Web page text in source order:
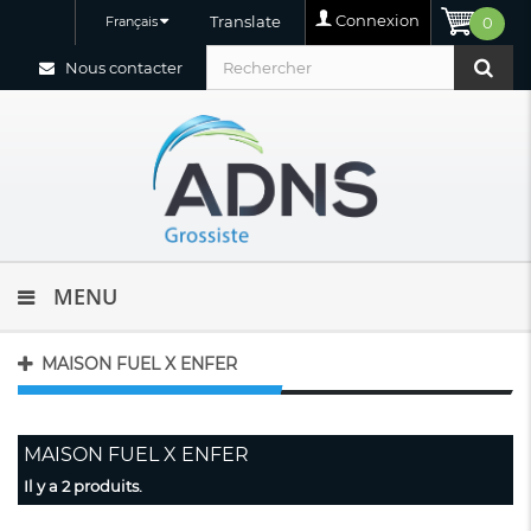
0
Connexion
Translate
Français
Nous contacter
MENU
MAISON FUEL X ENFER
MAISON FUEL X ENFER
Il y a 2 produits.